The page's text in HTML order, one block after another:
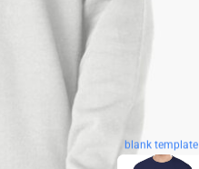
blank template